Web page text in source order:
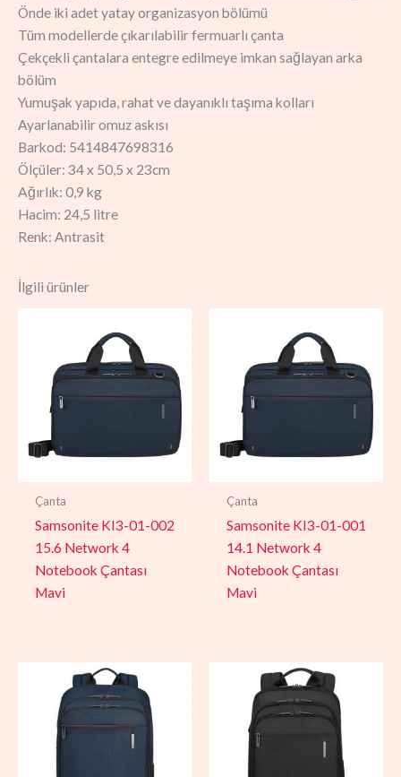
Önde iki adet yatay organizasyon bölümü
Tüm modellerde çıkarılabilir fermuarlı çanta
Çekçekli çantalara entegre edilmeye imkan sağlayan arka
bölüm
Yumuşak yapıda, rahat ve dayanıklı taşıma kolları
Ayarlanabilir omuz askısı
Barkod: 5414847698316
Ölçüler: 34 x 50,5 x 23cm
Ağırlık: 0,9 kg
Hacim: 24,5 litre
Renk: Antrasit
İlgili ürünler
Çanta
Samsonite KI3-01-002
15.6 Network 4
Notebook Çantası
Mavi
Çanta
Samsonite KI3-01-001
14.1 Network 4
Notebook Çantası
Mavi